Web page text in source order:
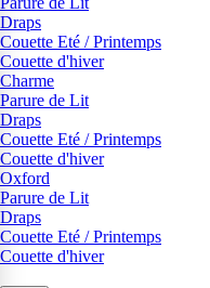
Draps
Couette Eté / Printemps
Couette d'hiver
Charme
Parure de Lit
Draps
Couette Eté / Printemps
Couette d'hiver
Oxford
Parure de Lit
Draps
Couette Eté / Printemps
Couette d'hiver